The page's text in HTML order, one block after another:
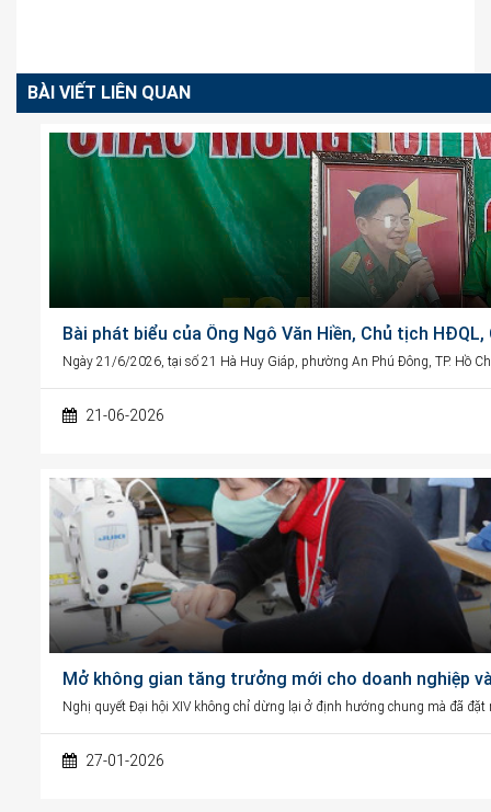
BÀI VIẾT LIÊN QUAN
Bài phát biểu của Ông Ngô Văn Hiền, Chủ tịch
Ngày 21/6/2026, tại số 21 Hà Huy Giáp, phường An Phú Đông, TP. Hồ
21-06-2026
Mở không gian tăng trưởng mới cho doanh nghiệp
Nghị quyết Đại hội XIV không chỉ dừng lại ở định hướng chung mà đã đặt
27-01-2026